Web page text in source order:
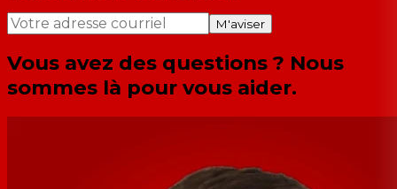
M'aviser
Vous avez des questions ? Nous
sommes là pour vous aider.